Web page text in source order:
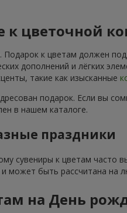
к цветочной
к цветам должен
дополнений и лёгких
такие как изысканные
подарок. Если вы
в нашем каталоге.
праздники
сувениры к цветам
и может быть рассчитана на
на День